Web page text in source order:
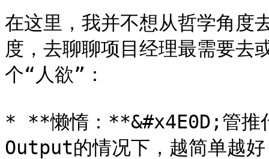
在这里，我并不想从哲学角度
度，去聊聊项目经理最需要
个“人欲”：
* **懒惰：**&#x4E0D;管推
Output的情况下，越简单越